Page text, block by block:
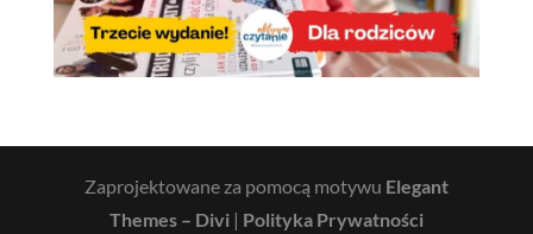
Zaprojektowane za pomocą motywu Elegant
Themes – Divi | Polityka Prywatności